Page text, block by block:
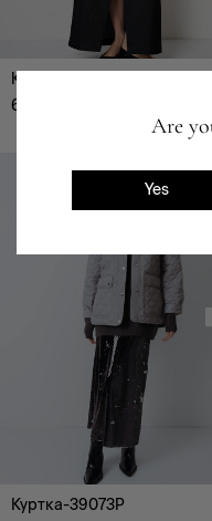
Are
Yes
Піджаки, жакети,
жилети
Шорти
Святкові образи
Джинсовий одяг
Корсети
Куртка-40017P
6 599
Куртка-39073P